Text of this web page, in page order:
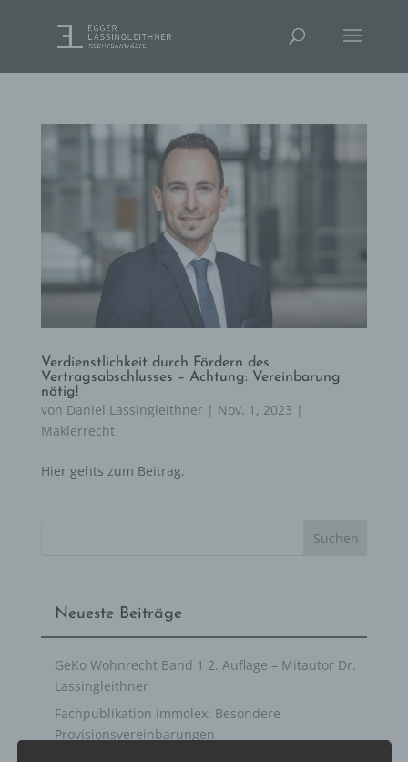
Verdienstlichkeit durch Fördern des
Vertragsabschlusses – Achtung: Vereinbarung
nötig!
von Daniel Lassingleithner| Nov. 1, 2023 |
Maklerrecht
Hier gehts zum Beitrag.
Neueste Beiträge
GeKo Wohnrecht Band 1 2. Auflage – Mitautor Dr.
Lassingleithner
Fachpublikation immolex: Besondere
Provisionsvereinbarungen